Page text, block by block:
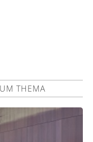
THEMA